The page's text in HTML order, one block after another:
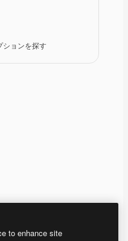
ションを探す
to enhance site